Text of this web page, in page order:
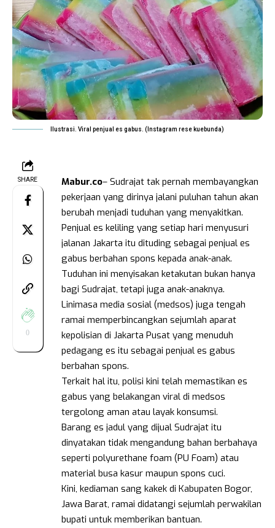
Ilustrasi. Viral penjual es gabus. (Instagram rese kuebunda)
SHARE
0
Mabur.co– Sudrajat tak pernah membayangkan
pekerjaan yang dirinya jalani puluhan tahun akan
berubah menjadi tuduhan yang menyakitkan.
Penjual es keliling yang setiap hari menyusuri
jalanan Jakarta itu dituding sebagai penjual es
gabus berbahan spons kepada anak-anak.
Tuduhan ini menyisakan ketakutan bukan hanya
bagi Sudrajat, tetapi juga anak-anaknya.
Linimasa media sosial (medsos) juga tengah
ramai memperbincangkan sejumlah aparat
kepolisian di Jakarta Pusat yang menuduh
pedagang es itu sebagai penjual es gabus
berbahan spons.
Terkait hal itu, polisi kini telah memastikan es
gabus yang belakangan viral di medsos
tergolong aman atau layak konsumsi.
Barang es jadul yang dijual Sudrajat itu
dinyatakan tidak mengandung bahan berbahaya
seperti polyurethane foam (PU Foam) atau
material busa kasur maupun spons cuci.
Kini, kediaman sang kakek di Kabupaten Bogor,
Jawa Barat, ramai didatangi sejumlah perwakilan
bupati untuk memberikan bantuan.